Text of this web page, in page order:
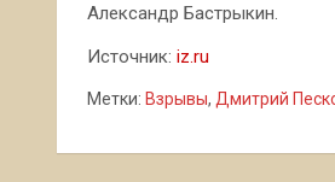
Александр Бастрыкин.
Источник: iz.ru
Метки: Взрывы, Дмитрий